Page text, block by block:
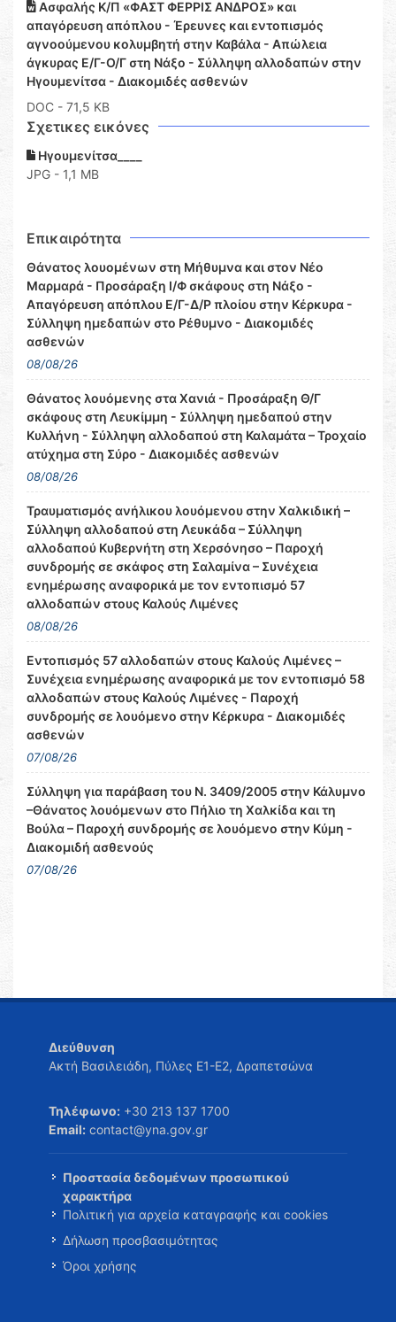
Ασφαλής Κ/Π «ΦΑΣΤ ΦΕΡΡΙΣ ΑΝΔΡΟΣ» και
απαγόρευση απόπλου - Έρευνες και εντοπισμός
αγνοούμενου κολυμβητή στην Καβάλα - Απώλεια
άγκυρας Ε/Γ-Ο/Γ στη Νάξο - Σύλληψη αλλοδαπών στην
Ηγουμενίτσα - Διακομιδές ασθενών
DOC - 71,5 KB
Σχετικες εικόνες
Ηγουμενίτσα____
JPG - 1,1 MB
Επικαιρότητα
Θάνατος λουομένων στη Μήθυμνα και στον Νέο
Μαρμαρά - Προσάραξη Ι/Φ σκάφους στη Νάξο -
Απαγόρευση απόπλου Ε/Γ-Δ/Ρ πλοίου στην Κέρκυρα -
Σύλληψη ημεδαπών στο Ρέθυμνο - Διακομιδές
ασθενών
08/08/26
Θάνατος λουόμενης στα Χανιά - Προσάραξη Θ/Γ
σκάφους στη Λευκίμμη - Σύλληψη ημεδαπού στην
Κυλλήνη - Σύλληψη αλλοδαπού στη Καλαμάτα – Τροχαίο
ατύχημα στη Σύρο - Διακομιδές ασθενών
08/08/26
Τραυματισμός ανήλικου λουόμενου στην Χαλκιδική –
Σύλληψη αλλοδαπού στη Λευκάδα – Σύλληψη
αλλοδαπού Κυβερνήτη στη Χερσόνησο – Παροχή
συνδρομής σε σκάφος στη Σαλαμίνα – Συνέχεια
ενημέρωσης αναφορικά με τον εντοπισμό 57
αλλοδαπών στους Καλούς Λιμένες
08/08/26
Εντοπισμός 57 αλλοδαπών στους Καλούς Λιμένες –
Συνέχεια ενημέρωσης αναφορικά με τον εντοπισμό 58
αλλοδαπών στους Καλούς Λιμένες - Παροχή
συνδρομής σε λουόμενο στην Κέρκυρα - Διακομιδές
ασθενών
07/08/26
Σύλληψη για παράβαση του Ν. 3409/2005 στην Κάλυμνο
–Θάνατος λουόμενων στο Πήλιο τη Χαλκίδα και τη
Βούλα – Παροχή συνδρομής σε λουόμενο στην Κύμη -
Διακομιδή ασθενούς
07/08/26
Διεύθυνση
Ακτή Βασιλειάδη, Πύλες Ε1-Ε2, Δραπετσώνα
Τηλέφωνο: +30 213 137 1700
Email: contact@yna.gov.gr
Προστασία δεδομένων προσωπικού
χαρακτήρα
Πολιτική για αρχεία καταγραφής και cookies
Δήλωση προσβασιμότητας
Όροι χρήσης